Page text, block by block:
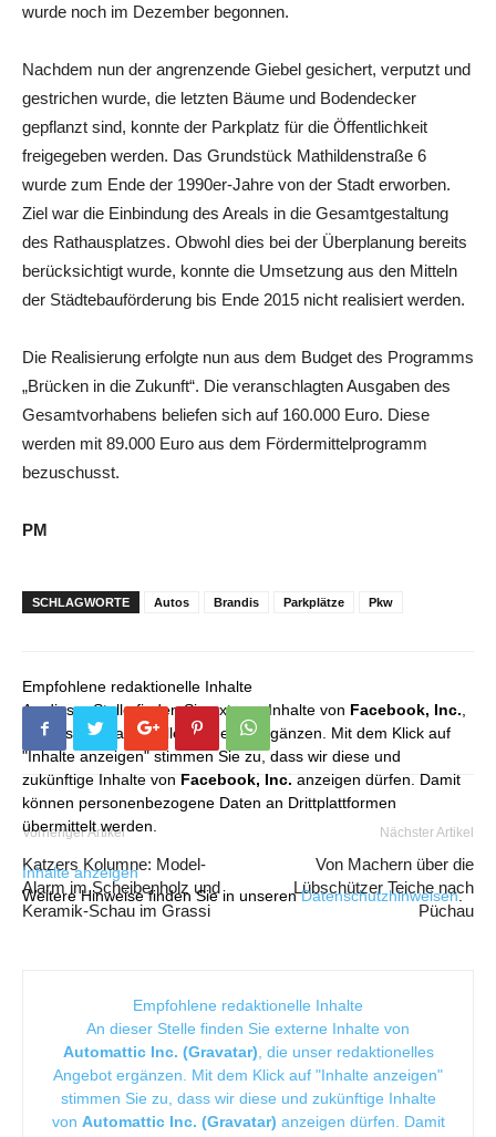
wurde noch im Dezember begonnen.
Nachdem nun der angrenzende Giebel gesichert, verputzt und
gestrichen wurde, die letzten Bäume und Bodendecker
gepflanzt sind, konnte der Parkplatz für die Öffentlichkeit
freigegeben werden. Das Grundstück Mathildenstraße 6
wurde zum Ende der 1990er-Jahre von der Stadt erworben.
Ziel war die Einbindung des Areals in die Gesamtgestaltung
des Rathausplatzes. Obwohl dies bei der Überplanung bereits
berücksichtigt wurde, konnte die Umsetzung aus den Mitteln
der Städtebauförderung bis Ende 2015 nicht realisiert werden.
Die Realisierung erfolgte nun aus dem Budget des Programms
„Brücken in die Zukunft“. Die veranschlagten Ausgaben des
Gesamtvorhabens beliefen sich auf 160.000 Euro. Diese
werden mit 89.000 Euro aus dem Fördermittelprogramm
bezuschusst.
PM
SCHLAGWORTE Autos Brandis Parkplätze Pkw
Empfohlene redaktionelle Inhalte
An dieser Stelle finden Sie externe Inhalte von Facebook, Inc.
die unser redaktionelles Angebot ergänzen. Mit dem Klick auf
"Inhalte anzeigen" stimmen Sie zu, dass wir diese und
zukünftige Inhalte von Facebook, Inc. anzeigen dürfen. Damit
können personenbezogene Daten an Drittplattformen
übermittelt werden.
Inhalte anzeigen
Weitere Hinweise finden Sie in unserenDatenschutzhinweisen.
Vorheriger Artikel
Katzers Kolumne: Model-
Alarm im Scheibenholz und
Keramik-Schau im Grassi
Nächster Artikel
Von Machern über die
Lübschützer Teiche nach
Püchau
Empfohlene redaktionelle Inhalte
An dieser Stelle finden Sie externe Inhalte von
Automattic Inc. (Gravatar) , die unser redaktionelles
Angebot ergänzen. Mit dem Klick auf "Inhalte anzeigen"
stimmen Sie zu, dass wir diese und zukünftige Inhalte
von Automattic Inc. (Gravatar) anzeigen dürfen. Damit